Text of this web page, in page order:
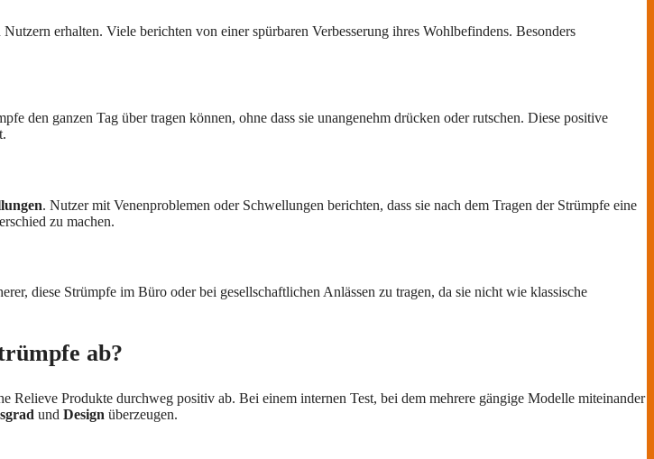
erhalten. Viele berichten von einer spürbaren Verbesserung ihres Wohlbefindens. Besonders
den ganzen Tag über tragen können, ohne dass sie unangenehm drücken oder rutschen. Diese positive
. Nutzer mit Venenproblemen oder Schwellungen berichten, dass sie nach dem Tragen der Strümpfe eine
zu machen.
diese Strümpfe im Büro oder bei gesellschaftlichen Anlässen zu tragen, da sie nicht wie klassische
ab?
Produkte durchweg positiv ab. Bei einem internen Test, bei dem mehrere gängige Modelle miteinander
und Design überzeugen.